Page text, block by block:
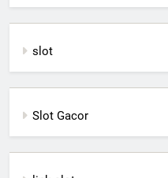
slot
Slot Gacor